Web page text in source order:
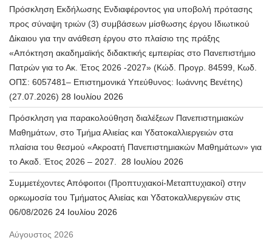
Πρόσκληση Εκδήλωσης Ενδιαφέροντος για υποβολή πρότασης
προς σύναψη τριών (3) συμβάσεων μίσθωσης έργου Ιδιωτικού
Δίκαιου για την ανάθεση έργου στο πλαίσιο της πράξης
«Απόκτηση ακαδημαϊκής διδακτικής εμπειρίας στο Πανεπιστήμιο
Πατρών για το Ακ. Έτος 2026 -2027» (Κώδ. Προγρ. 84599, Κωδ.
ΟΠΣ: 6057481– Επιστημονικά Υπεύθυνος: Ιωάννης Βενέτης)
(27.07.2026) 28 Ιουλίου 2026
Πρόσκληση για παρακολούθηση διαλέξεων Πανεπιστημιακών
Μαθημάτων, στο Τμήμα Αλιείας και Υδατοκαλλιεργειών στα
πλαίσια του θεσμού «Ακροατή Πανεπιστημιακών Μαθημάτων» για
το Ακαδ. Έτος 2026 – 2027. 28 Ιουλίου 2026
Συμμετέχοντες Απόφοιτοι (Προπτυχιακοί-Μεταπτυχιακοί) στην
ορκωμοσία του Τμήματος Αλιείας και Υδατοκαλλιεργειών στις
06/08/2026 24 Ιουλίου 2026
Αύγουστος 2026